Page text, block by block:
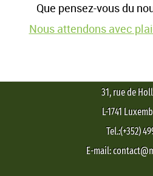
Que pensez-vous du
Nous attendons avec
31, rue de
L-1741
Tel.:(+352)
E-mail: